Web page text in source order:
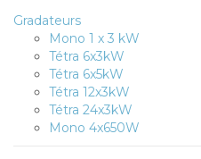
Gradateurs
Mono 1 x 3 kW
Tétra 6x3kW
Tétra 6x5kW
Tétra 12x3kW
Tétra 24x3kW
Mono 4x650W